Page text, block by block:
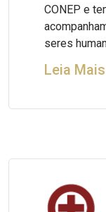
CONEP e
seres
Leia Mais